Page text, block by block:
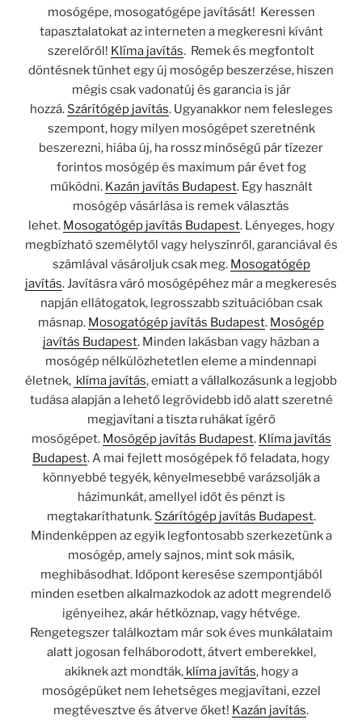
mosógépe, mosogatógépe javítását! Keressen
tapasztalatokat az interneten a megkeresni kívánt
szerelőről! Klíma javítás. Remek és megfontolt
döntésnek tűnhet egy új mosógép beszerzése, hiszen
mégis csak vadonatúj és garancia is jár
hozzá. Szárítógép javítás. Ugyanakkor nem felesleges
szempont, hogy milyen mosógépet szeretnénk
beszerezni, hiába új, ha rossz minőségű pár tízezer
forintos mosógép és maximum pár évet fog
működni. Kazán javítás Budapest. Egy használt
mosógép vásárlása is remek választás
lehet. Mosogatógép javítás Budapest. Lényeges, hogy
megbízható személytől vagy helyszínről, garanciával és
számlával vásároljuk csak meg. Mosogatógép
javítás. Javításra váró mosógépéhez már a megkeresés
napján ellátogatok, legrosszabb szituációban csak
másnap. Mosogatógép javítás Budapest. Mosógép
javítás Budapest. Minden lakásban vagy házban a
mosógép nélkülözhetetlen eleme a mindennapi
életnek, klíma javítás, emiatt a vállalkozásunk a legjobb
tudása alapján a lehető legrövidebb idő alatt szeretné
megjavítani a tiszta ruhákat ígérő
mosógépet. Mosógép javítás Budapest. Klíma javítás
Budapest. A mai fejlett mosógépek fő feladata, hogy
könnyebbé tegyék, kényelmesebbé varázsolják a
házimunkát, amellyel időt és pénzt is
megtakaríthatunk. Szárítógép javítás Budapest.
Mindenképpen az egyik legfontosabb szerkezetünk a
mosógép, amely sajnos, mint sok másik,
meghibásodhat. Időpont keresése szempontjából
minden esetben alkalmazkodok az adott megrendelő
igényeihez, akár hétköznap, vagy hétvége.
Rengetegszer találkoztam már sok éves munkálataim
alatt jogosan felháborodott, átvert emberekkel,
akiknek azt mondták,klíma javítás, hogy a
mosógépüket nem lehetséges megjavítani, ezzel
megtévesztve és átverve őket! Kazán javítás.